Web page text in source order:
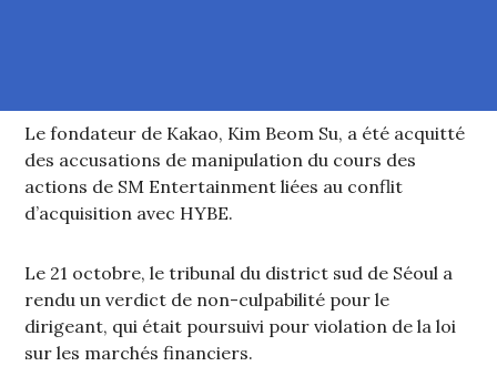
Le fondateur de Kakao, Kim Beom Su, a été acquitté
des accusations de manipulation du cours des
actions de SM Entertainment liées au conflit
d’acquisition avec HYBE.
Le 21 octobre, le tribunal du district sud de Séoul a
rendu un verdict de non-culpabilité pour le
dirigeant, qui était poursuivi pour violation de la loi
sur les marchés financiers.